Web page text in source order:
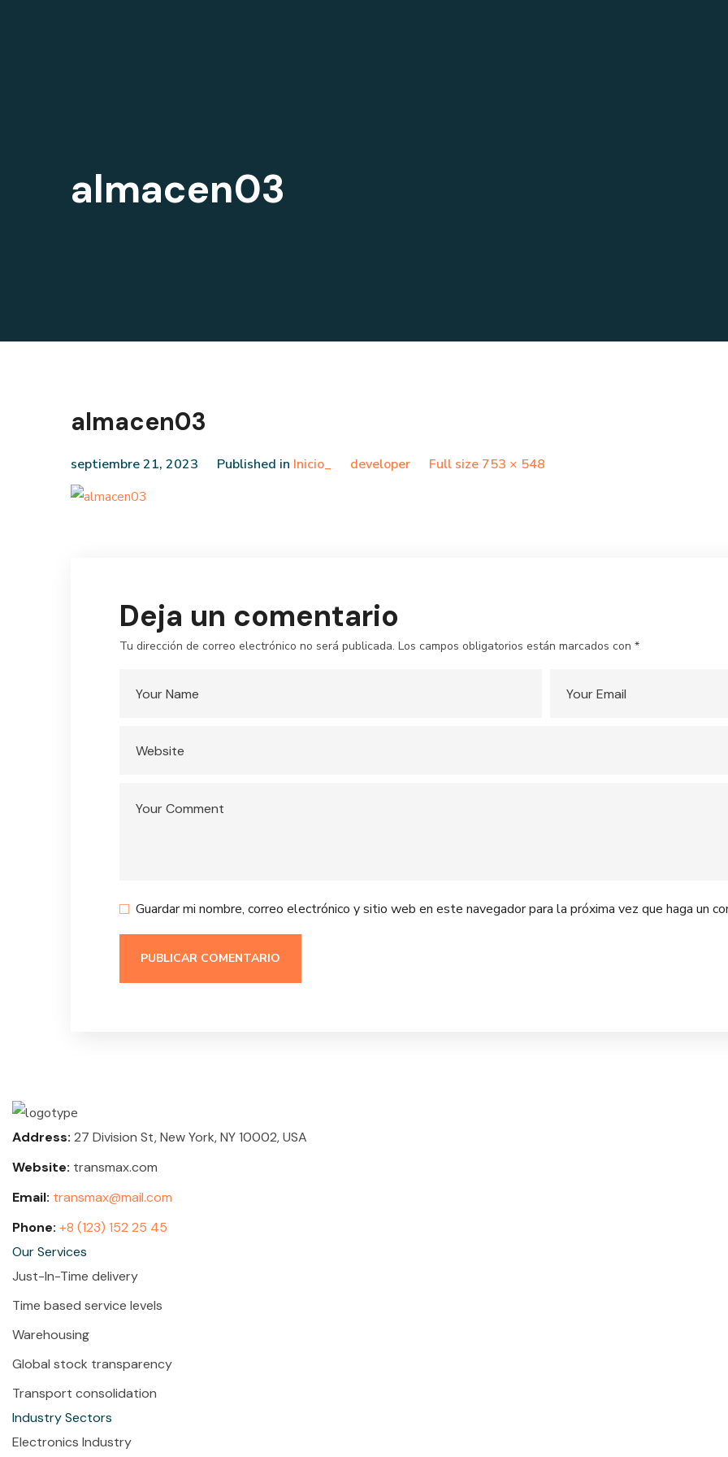
almacen03
almacen03
septiembre 21, 2023 Published in Inicio_ developer
Full
Full size 753 × 548
Deja un comentario
Tu dirección de correo electrónico no será publicada. Los campos obligatorios están marcados con *
Guardar mi nombre, correo electrónico y sitio web en este navegador para la próxima vez que haga un
Address: 27 Division St, New York, NY 10002, USA
Website: transmax.com
Email: transmax@mail.com
Phone: +8 (123) 152 25 45
Our Services
Just-In-Time delivery
Time based service levels
Warehousing
Global stock transparency
Transport consolidation
Industry Sectors
Electronics Industry